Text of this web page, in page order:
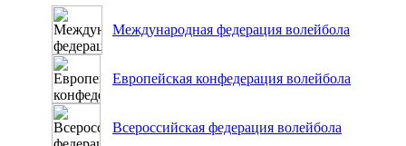
Международная федерация волейбола
Европейская конфедерация волейбола
Всероссийская федерация волейбола